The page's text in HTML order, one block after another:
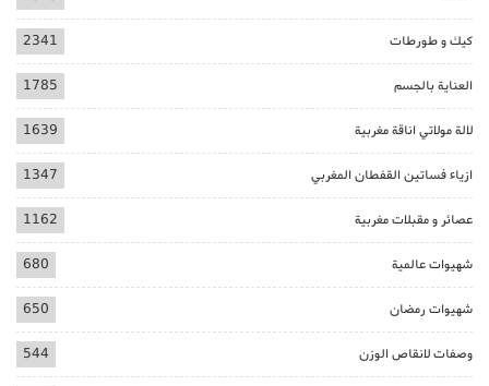
كيك و طورطات 2341
العناية بالجسم 1785
لالة مولاتي اناقة مغربية 1639
ازياء فساتين القفطان المغربي 1347
عصائر و مقبلات مغربية 1162
شهيوات عالمية 680
شهيوات رمضان 650
وصفات لانقاص الوزن 544